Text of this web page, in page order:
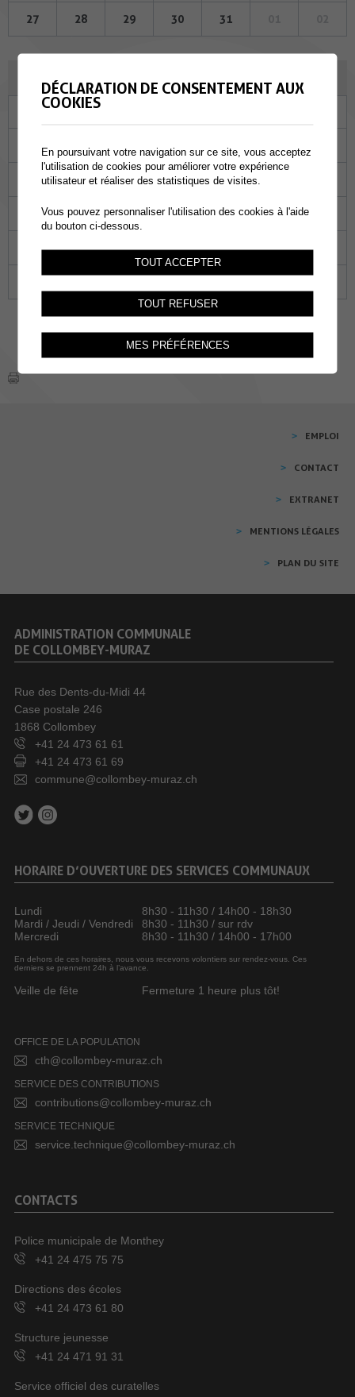
27 28 29 30 31
Ma
30 31
04 05 06 07
11 12 13 14 15
18 19 20 21 22
EMPLOI
CONTACT
EXTRANET
MENTIONS LÉGALES
PLAN DU SITE
ADMINISTRATION COMMUNALE
DE COLLOMBEY-MURAZ
Rue des Dents-du-Midi 44
Case postale 246
1868 Collombey
+41 24 473 61 61
+41 24 473 61 69
commune@collombey-muraz.ch
HORAIRE D’OUVERTURE DES SERVICES COMMUNAUX
Lundi
8h30 - 11h30 / 14h00 - 18h30
Mardi / Jeudi / Vendredi
8h30 - 11h30 / sur rdv
Mercredi
8h30 - 11h30 / 14h00 - 17h00
En dehors de ces horaires, nous vous recevons volontiers sur rendez-vous. Ces
derniers se prennent 24h à l’avance.
Veille de fête Fermeture 1 heure plus tôt!
OFFICE DE LA POPULATION
cth@collombey-muraz.ch
SERVICE DES CONTRIBUTIONS
contributions@collombey-muraz.ch
SERVICE TECHNIQUE
service.technique@collombey-muraz.ch
CONTACTS
Police municipale de Monthey
+41 24 475 75 75
Directions des écoles
+41 24 473 61 80
Structure jeunesse
+41 24 471 91 31
Service officiel des curatelles
DÉCLARATION DE CONSENTEMENT AUX
COOKIES
En poursuivant votre navigation sur ce site, vous acceptez
l'utilisation de cookies pour améliorer votre expérience
utilisateur et réaliser des statistiques de visites.
Vous pouvez personnaliser l'utilisation des cookies à l'aide
du bouton ci-dessous.
TOUT ACCEPTER
TOUT REFUSER
MES PRÉFÉRENCES